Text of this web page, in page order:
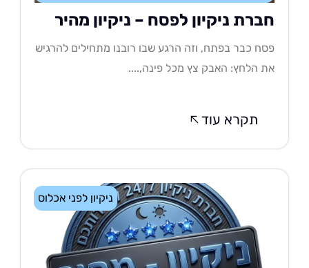
ניקיון לפסח – ניקיון מהיר
כבר בפתח, וזה הרגע שבו רובנו מתחילים להרגיש
הלחץ: האבק צץ מכל פינה,....
תקרא עוד
ניקיון לפני אכלוס